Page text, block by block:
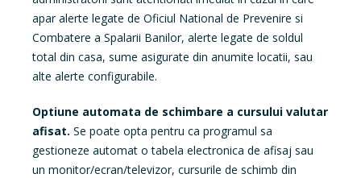
apar alerte legate de Oficiul National de Prevenire si
Combatere a Spalarii Banilor, alerte legate de soldul
total din casa, sume asigurate din anumite locatii, sau
alte alerte configurabile.
Optiune automata de schimbare a cursului valutar
afisat. Se poate opta pentru ca programul sa
gestioneze automat o tabela electronica de afisaj sau
un monitor/ecran/televizor, cursurile de schimb din